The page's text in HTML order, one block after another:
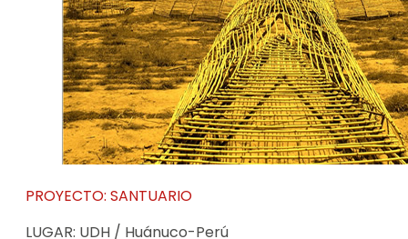
PROYECTO: SANTUARIO
LUGAR: UDH / Huánuco-Perú